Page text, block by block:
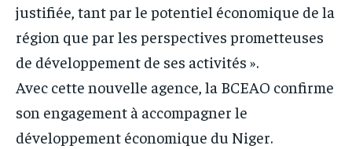
justifiée, tant par le potentiel économique de la
région que par les perspectives prometteuses
de développement de ses activités ».
Avec cette nouvelle agence, la BCEAO confirme
son engagement à accompagner le
développement économique du Niger.